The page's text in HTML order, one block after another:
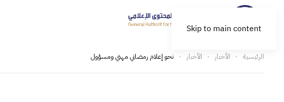
Skip to main content
الرئيسية الأخبار الأخبار نحو إعلام رمضاني مهني ومسؤول